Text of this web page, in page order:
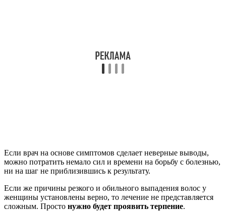
Если врач на основе симптомов сделает неверные выводы,
можно потратить немало сил и времени на борьбу с болезнью,
ни на шаг не приблизившись к результату.
Если же причины резкого и обильного выпадения волос у
женщины установлены верно, то лечение не представляется
сложным. Просто нужно будет проявить терпение.